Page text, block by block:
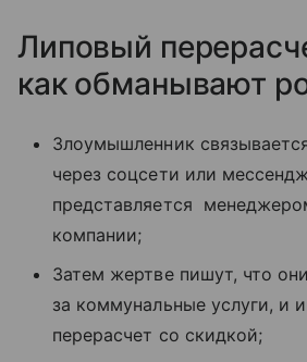
Липовый
как обманывают
Злоумышленник
через соцсети или
представляется
компании;
Затем жертве пишут, что
за коммунальные услуги, и
перерасчет со скидкой;